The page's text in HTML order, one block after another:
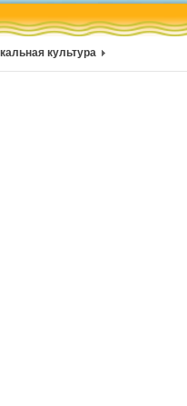
культура